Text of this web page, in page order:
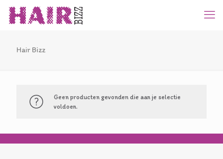
Hair Bizz
Geen producten gevonden die aan je selectie
voldoen.